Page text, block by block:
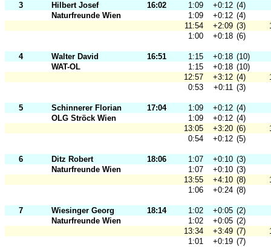
3 Hilbert Josef 16:02 1:09 +0:12 (4)
Naturfreunde Wien
1:09 +0:12 (4)
11:54
+2:09 (3)
1:00
+0:18 (6)
4 Walter David 16:51 1:15 +0:18 (10)
WAT-OL
1:15 +0:18 (10)
12:57
+3:12 (4)
0:53
+0:11 (3)
5 Schinnerer Florian 17:04 1:09 +0:12 (4)
OLG Ströck Wien
1:09 +0:12 (4)
13:05
+3:20 (6)
0:54
+0:12 (5)
6 Ditz Robert 18:06 1:07 +0:10 (3)
Naturfreunde Wien
1:07 +0:10 (3)
13:55
+4:10 (8)
1:06
+0:24 (8)
7 Wiesinger Georg 18:14 1:02 +0:05 (2)
Naturfreunde Wien
1:02 +0:05 (2)
13:34
+3:49 (7)
1:01
+0:19 (7)